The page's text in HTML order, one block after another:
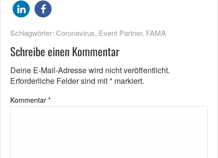
Schlagwörter: Coronavirus, Event Partner, FAMA
Schreibe einen Kommentar
Deine E-Mail-Adresse wird nicht veröffentlicht.
Erforderliche Felder sind mit* markiert.
Kommentar *